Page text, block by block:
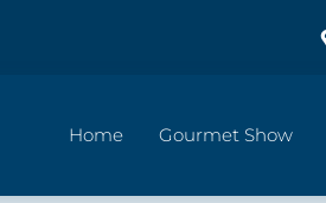
Home Gourmet Show